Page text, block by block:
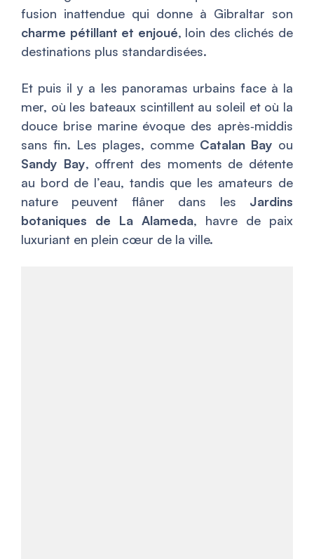
fusion inattendue qui donne à Gibraltar son
charme pétillant et enjoué, loin des clichés de
destinations plus standardisées.
Et puis il y a les panoramas urbains face à la
mer, où les bateaux scintillent au soleil et où la
douce brise marine évoque des après‑middis
sans fin. Les plages, comme Catalan Bay ou
Sandy Bay, offrent des moments de détente
au bord de l’eau, tandis que les amateurs de
nature peuvent flâner dans les Jardins
botaniques de La Alameda, havre de paix
luxuriant en plein cœur de la ville.